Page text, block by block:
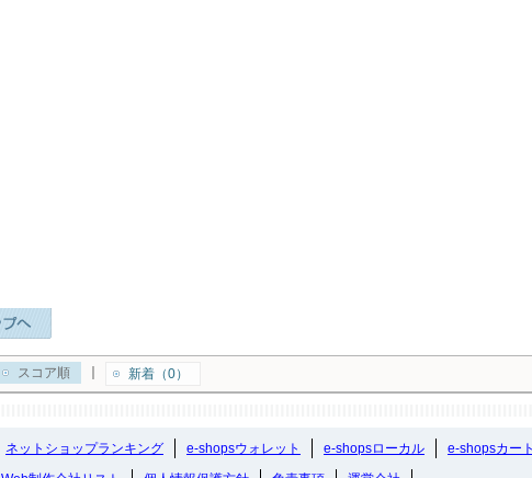
スコア順 新着（0）
ネットショップランキング e-shopsウォレット e-shopsローカル
e-shopsカー